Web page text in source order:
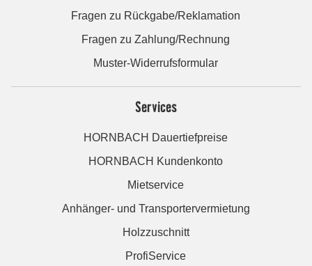
Fragen zu Rückgabe/Reklamation
Fragen zu Zahlung/Rechnung
Muster-Widerrufsformular
Services
HORNBACH Dauertiefpreise
HORNBACH Kundenkonto
Mietservice
Anhänger- und Transportervermietung
Holzzuschnitt
ProfiService